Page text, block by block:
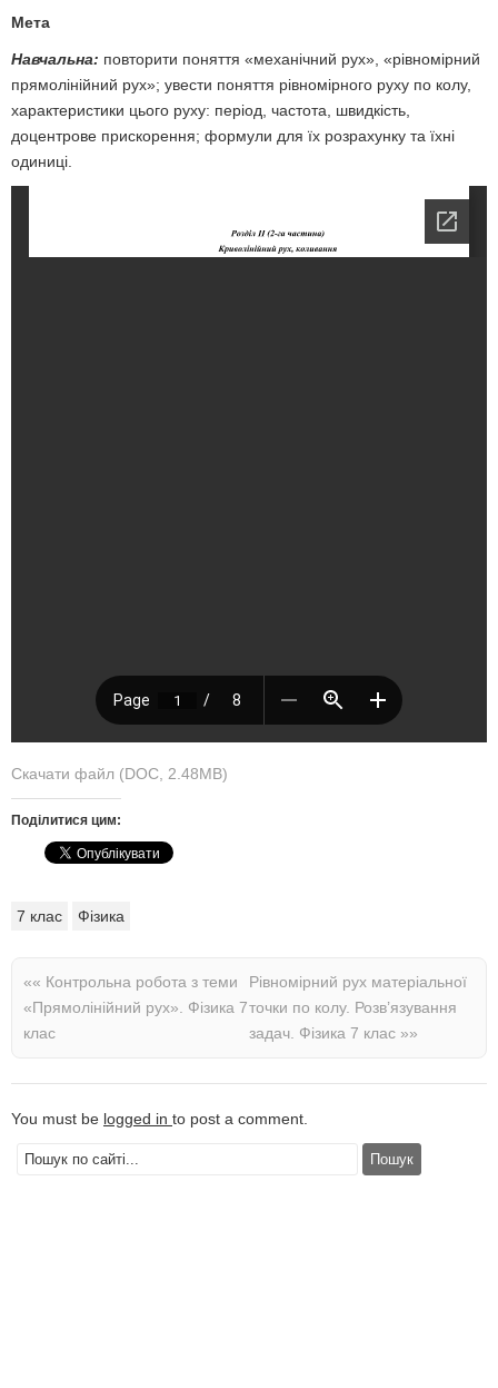
Мета
Навчальна: повторити поняття «механічний рух», «рівномірний
прямолінійний рух»; увести поняття рівномірного руху по колу,
характеристики цього руху: період, частота, швидкість,
доцентрове прискорення; формули для їх розрахунку та їхні
одиниці.
Скачати файл (DOC, 2.48MB)
Поділитися цим:
7 клас Фізика
«« Контрольна робота з теми
«Прямолінійний рух». Фізика 7
клас
Рівномірний рух матеріальної
точки по колу. Розв’язування
задач. Фізика 7 клас »»
You must be logged in to post a comment.